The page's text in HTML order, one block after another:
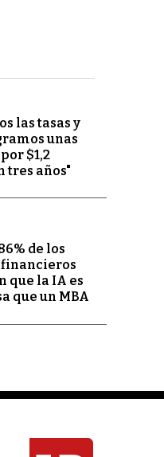
las tasas y
unas
$1,2
tres años"
de los
que la IA es
que un MBA